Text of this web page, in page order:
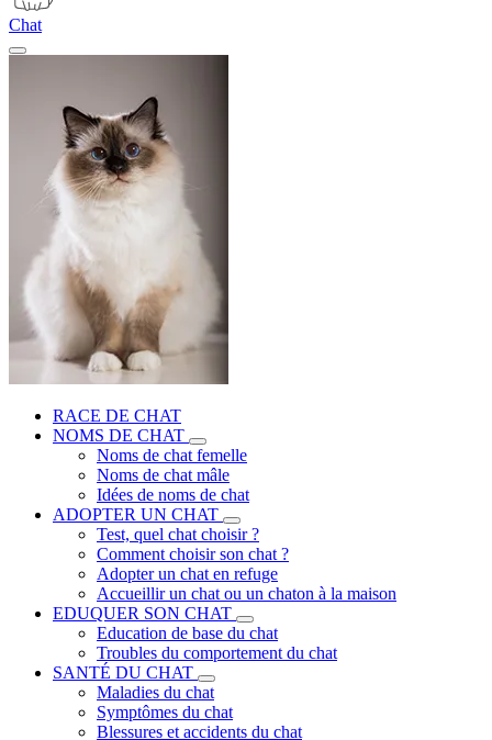
Chat
RACE DE CHAT
NOMS DE CHAT
Noms de chat femelle
Noms de chat mâle
Idées de noms de chat
ADOPTER UN CHAT
Test, quel chat choisir ?
Comment choisir son chat ?
Adopter un chat en refuge
Accueillir un chat ou un chaton à la maison
EDUQUER SON CHAT
Education de base du chat
Troubles du comportement du chat
SANTÉ DU CHAT
Maladies du chat
Symptômes du chat
Blessures et accidents du chat